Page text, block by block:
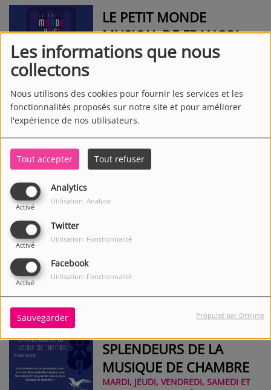
Les informations que nous
collectons
Nous utilisons des cookies pour fournir les services et les
fonctionnalités proposés sur notre site et pour améliorer
l'expérience de nos utilisateurs.
Tout accepter Tout refuser
Analytics
Activé
Utilisation: Analyse
Twitter
Activé
Utilisation: Fonctionnalité
Facebook
Activé
Utilisation: Fonctionnalité
Sauvegarder Propulsé par Orejime
LE PETIT MONDE
MUSICAL DE FRANÇOISE
ET THÉRÈSE
MARDI, JEUDI, SAMEDI ET DIMANCHE,
DE 15:25 À 15:25
DE MUSIQUE ET D'EAU
FRAÎCHE
, DE 15:17 À 15:17
MARDI ET JEUDI, DE 15:10 À 15:55
MERCREDI, VENDREDI, SAMEDI ET
DIMANCHE, DE 14:15 À 15:00
SPLENDEURS DE LA
MUSIQUE DE CHAMBRE
MARDI, JEUDI, VENDREDI, SAMEDI ET